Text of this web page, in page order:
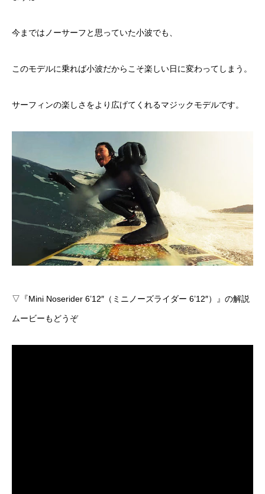
今まではノーサーフと思っていた小波でも、
このモデルに乗れば小波だからこそ楽しい日に変わってしまう。
サーフィンの楽しさをより広げてくれるマジックモデルです。
▽『Mini Noserider 6’12″（ミニノーズライダー 6’12″） 』の解説
ムービーもどうぞ